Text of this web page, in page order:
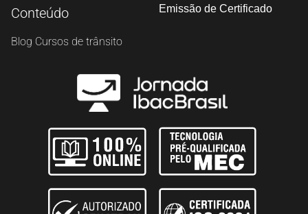
Conteúdo
Blog Cursos de trânsito
Emissão de Certificado